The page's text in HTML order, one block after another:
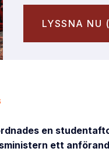
LYSSNA NU
en
ett